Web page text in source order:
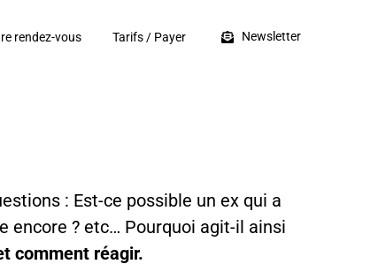
rendez-vous Tarifs / Payer Newsletter
: Est-ce possible un ex qui a
encore ? etc… Pourquoi agit-il ainsi
comment réagir.